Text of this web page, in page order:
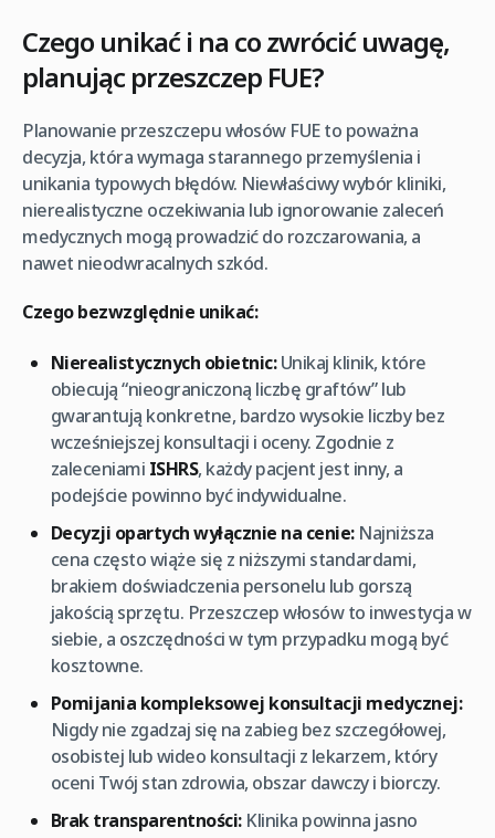
Czego unikać i na co zwrócić uwagę,
planując przeszczep FUE?
Planowanie przeszczepu włosów FUE to poważna
decyzja, która wymaga starannego przemyślenia i
unikania typowych błędów. Niewłaściwy wybór kliniki,
nierealistyczne oczekiwania lub ignorowanie zaleceń
medycznych mogą prowadzić do rozczarowania, a
nawet nieodwracalnych szkód.
Czego bezwzględnie unikać:
Nierealistycznych obietnic:Unikaj klinik, które
obiecują “nieograniczoną liczbę graftów” lub
gwarantują konkretne, bardzo wysokie liczby bez
wcześniejszej konsultacji i oceny. Zgodnie z
zaleceniami ISHRS, każdy pacjent jest inny, a
podejście powinno być indywidualne.
Decyzji opartych wyłącznie na cenie:Najniższa
cena często wiąże się z niższymi standardami,
brakiem doświadczenia personelu lub gorszą
jakością sprzętu. Przeszczep włosów to inwestycja w
siebie, a oszczędności w tym przypadku mogą być
kosztowne.
Pomijania kompleksowej konsultacji medycznej:
Nigdy nie zgadzaj się na zabieg bez szczegółowej,
osobistej lub wideo konsultacji z lekarzem, który
oceni Twój stan zdrowia, obszar dawczy i biorczy.
Brak transparentności:Klinika powinna jasno